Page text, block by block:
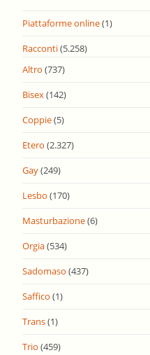
Piattaforme online(1)
Racconti(5.258)
Altro (737)
Bisex(142)
Coppie(5)
Etero (2.327)
Gay(249)
Lesbo (170)
Masturbazione(6)
Orgia(534)
Sadomaso (437)
Saffico (1)
Trans(1)
Trio (459)